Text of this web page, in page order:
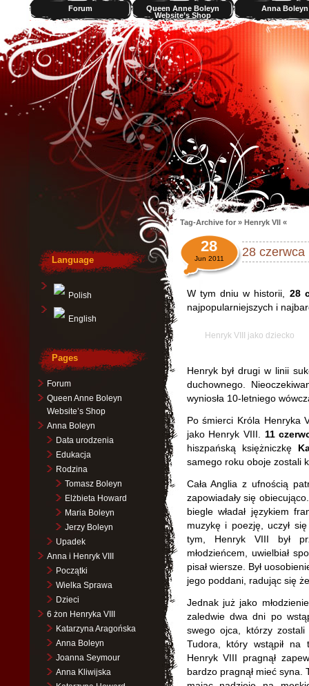
Forum
Queen Anne Boleyn
Website’s Shop
Anna Boleyn
Videos
Tag-Archive for » Henryk VII «
28 czerwca
28
Jun 2011
W tym dniu w historii, 28
najpopularniejszych i
Henryk VIII jako dziecko
Henryk był drugi w linii
duchownego.
wyniosła 10-letniego
Po śmierci Króla Henryka
jako Henryk VIII. 11
hiszpańską księżniczkę
samego roku oboje zostali
Cała Anglia z ufnością
zapowiadały się
biegle władał językiem
muzykę i poezję, uczył
tym, Henryk VIII był
młodzieńcem, uwielbiał
pisał wiersze. Był
jego poddani, radując się
Jednak już jako
zaledwie dwa dni po
swego ojca, którzy
Tudora, który wstąpił na
Henryk VIII pragnął
bardzo pragnął mieć syna.
Language
Polish
English
Pages
Forum
Queen Anne Boleyn
Website’s Shop
Anna Boleyn
Data urodzenia
Edukacja
Rodzina
Tomasz Boleyn
Elżbieta Howard
Maria Boleyn
Jerzy Boleyn
Upadek
Anna i Henryk VIII
Początki
Wielka Sprawa
Dzieci
6 żon Henryka VIII
Katarzyna Aragońska
Anna Boleyn
Joanna Seymour
Anna Kliwijska